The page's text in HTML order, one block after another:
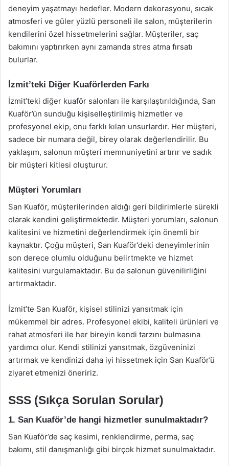
deneyim yaşatmayı hedefler. Modern dekorasyonu, sıcak
atmosferi ve güler yüzlü personeli ile salon, müşterilerin
kendilerini özel hissetmelerini sağlar. Müşteriler, saç
bakımını yaptırırken aynı zamanda stres atma fırsatı
bulurlar.
İzmit’teki Diğer Kuaförlerden Farkı
İzmit’teki diğer kuaför salonları ile karşılaştırıldığında, San
Kuaför’ün sunduğu kişiselleştirilmiş hizmetler ve
profesyonel ekip, onu farklı kılan unsurlardır. Her müşteri,
sadece bir numara değil, birey olarak değerlendirilir. Bu
yaklaşım, salonun müşteri memnuniyetini artırır ve sadık
bir müşteri kitlesi oluşturur.
Müşteri Yorumları
San Kuaför, müşterilerinden aldığı geri bildirimlerle sürekli
olarak kendini geliştirmektedir. Müşteri yorumları, salonun
kalitesini ve hizmetini değerlendirmek için önemli bir
kaynaktır. Çoğu müşteri, San Kuaför’deki deneyimlerinin
son derece olumlu olduğunu belirtmekte ve hizmet
kalitesini vurgulamaktadır. Bu da salonun güvenilirliğini
artırmaktadır.
İzmit’te San Kuaför, kişisel stilinizi yansıtmak için
mükemmel bir adres. Profesyonel ekibi, kaliteli ürünleri ve
rahat atmosferi ile her bireyin kendi tarzını bulmasına
yardımcı olur. Kendi stilinizi yansıtmak, özgüveninizi
artırmak ve kendinizi daha iyi hissetmek için San Kuaför’ü
ziyaret etmenizi öneririz.
SSS (Sıkça Sorulan Sorular)
1. San Kuaför’de hangi hizmetler sunulmaktadır?
San Kuaför’de saç kesimi, renklendirme, perma, saç
bakımı, stil danışmanlığı gibi birçok hizmet sunulmaktadır.